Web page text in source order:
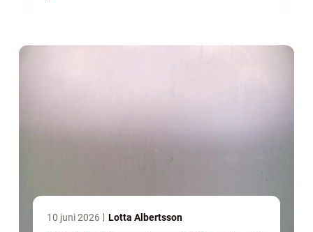
10 juni 2026 Lotta Albertsson